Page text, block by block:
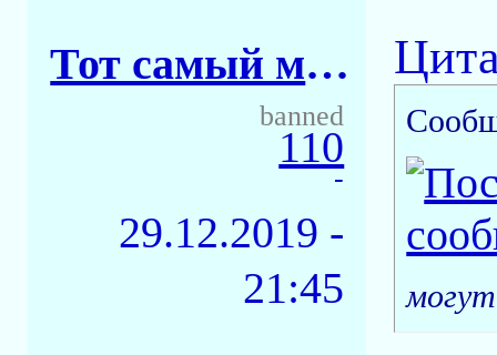
Тот самый майор
banned
110
-
29.12.2019 -
21:45